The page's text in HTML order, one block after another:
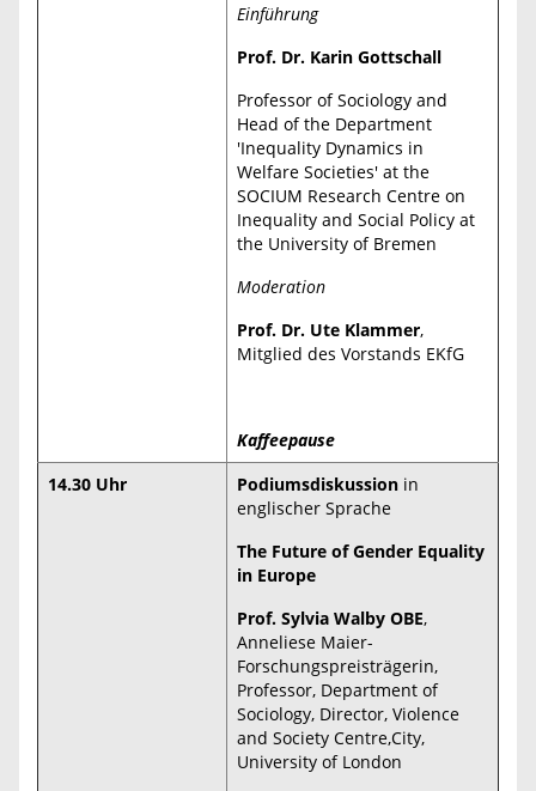
Einführung
Prof. Dr. Karin Gottschall
Professor of Sociology and
Head of the Department
'Inequality Dynamics in
Welfare Societies' at the
SOCIUM Research Centre on
Inequality and Social Policy at
the University of Bremen
Moderation
Prof. Dr. Ute Klammer,
Mitglied des Vorstands EKfG
Kaffeepause
14.30 Uhr
Podiumsdiskussion in
englischer Sprache
The Future of Gender Equality
in Europe
Prof. Sylvia Walby OBE,
Anneliese Maier-
Forschungspreisträgerin,
Professor, Department of
Sociology, Director, Violence
and Society Centre,City,
University of London